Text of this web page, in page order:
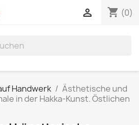
shopping_cart (0)

Handwerk
Ästhetische und
in der Hakka-Kunst. Östlichen